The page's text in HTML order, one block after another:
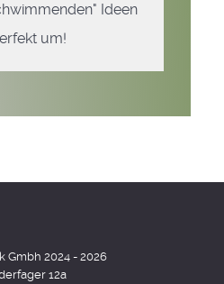
Ideen
um!
Gmbh 2024 - 2026
12a